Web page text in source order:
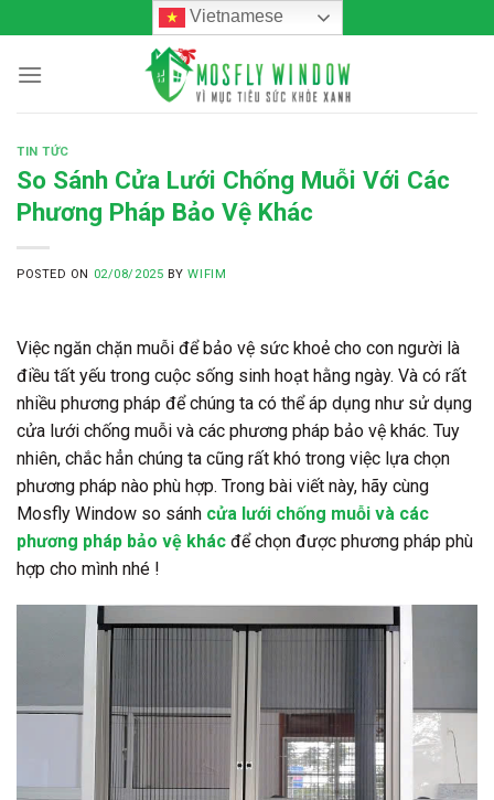
to
content
Vietnamese
TIN TỨC
So Sánh Cửa Lưới Chống Muỗi Với Các
Phương Pháp Bảo Vệ Khác
POSTED ON 02/08/2025 BYWIFIM
Việc ngăn chặn muỗi để bảo vệ sức khoẻ cho con người là
điều tất yếu trong cuộc sống sinh hoạt hằng ngày. Và có rất
nhiều phương pháp để chúng ta có thể áp dụng như sử dụng
cửa lưới chống muỗi và các phương pháp bảo vệ khác. Tuy
nhiên, chắc hẳn chúng ta cũng rất khó trong việc lựa chọn
phương pháp nào phù hợp. Trong bài viết này, hãy cùng
Mosfly Window so sánh cửa lưới chống muỗi và các
phương pháp bảo vệ khác để chọn được phương pháp phù
hợp cho mình nhé !